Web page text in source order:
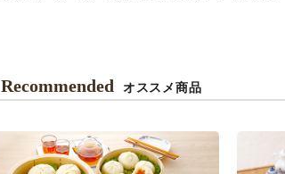
Recommended オススメ商品